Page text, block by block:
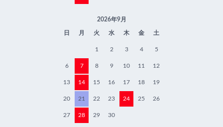
2026年9月
日 月 火 水 木 金 土
1 2 3 4 5
6 7 8 9 10 11 12
13 14 15 16 17 18 19
20 21 22 23 24 25 26
27 28 29 30